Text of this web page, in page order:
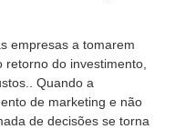
empresas a tomarem
do investimento,
Quando a
de marketing e não
de decisões se torna